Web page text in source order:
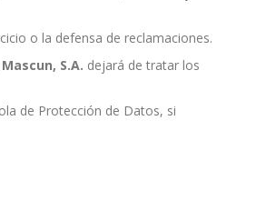
o la defensa de reclamaciones.
S.A. dejará de tratar los
de Protección de Datos, si